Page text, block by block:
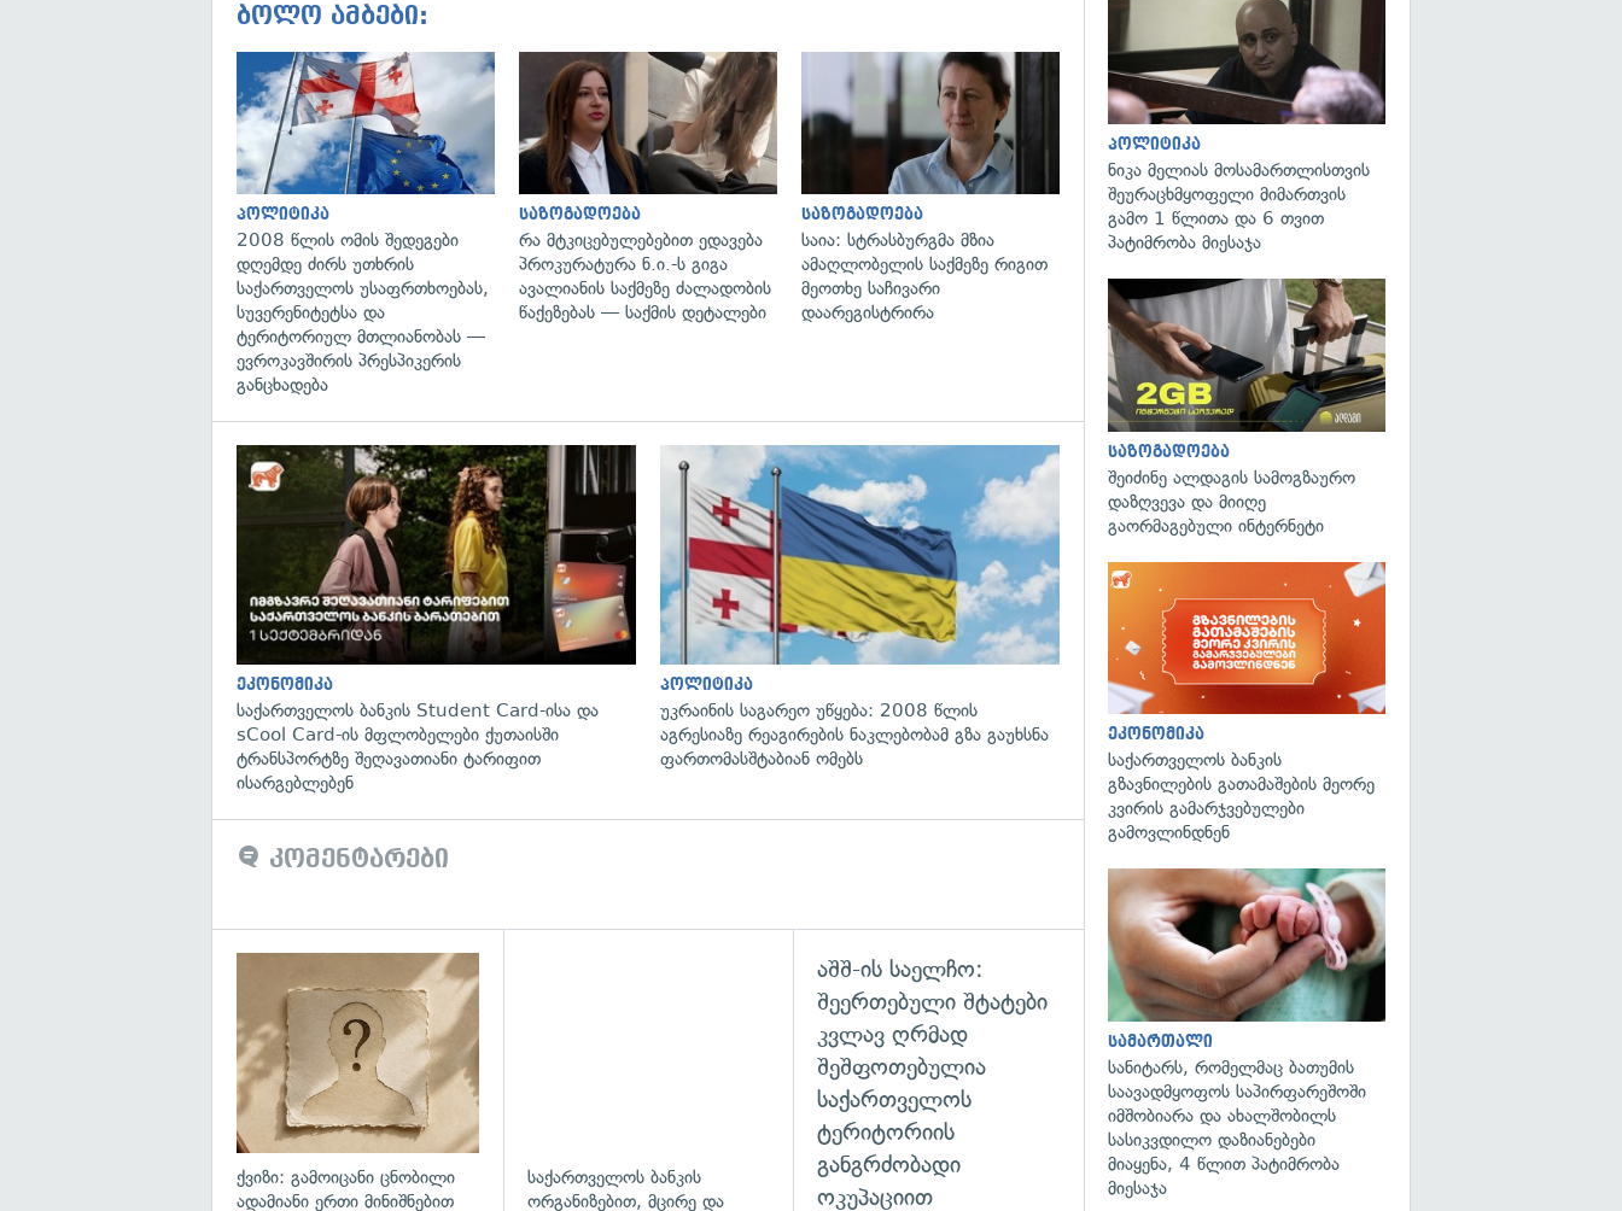
ბოლო ამბები:
გადახედვა
პოლიტიკა
2008 წლის ომის შედეგები
დღემდე ძირს უთხრის
საქართველოს უსაფრთხოებას,
სუვერენიტეტსა და
ტერიტორიულ მთლიანობას —
ევროკავშირის პრესპიკერის
განცხადება
გადახედვა
საზოგადოება
რა მტკიცებულებებით ედავება
პროკურატურა ნ.ი.-ს გიგა
ავალიანის საქმეზე ძალადობის
წაქეზებას — საქმის დეტალები
გადახედვა
საზოგადოება
საია: სტრასბურგმა მზია
ამაღლობელის საქმეზე რიგით
მეოთხე საჩივარი
დაარეგისტრირა
ეკონომიკა
საქართველოს ბანკის Student Card-ისა და
sCool Card-ის მფლობელები ქუთაისში
ტრანსპორტზე შეღავათიანი ტარიფით
ისარგებლებენ
გადახედვა
პოლიტიკა
უკრაინის საგარეო უწყება: 2008 წლის
აგრესიაზე რეაგირების ნაკლებობამ გზა გაუხსნა
ფართომასშტაბიან ომებს
კომენტარები
ქვიზი: გამოიცანი ცნობილი
ადამიანი ერთი მინიშნებით
საქართველოს ბანკის
ორგანიზებით, მცირე და
აშშ-ის საელჩო:
შეერთებული შტატები
კვლავ ღრმად
შეშფოთებულია
საქართველოს
ტერიტორიის
განგრძობადი
ოკუპაციით
პოლიტიკა
ნიკა მელიას მოსამართლისთვის
შეურაცხმყოფელი მიმართვის
გამო 1 წლითა და 6 თვით
პატიმრობა მიესაჯა
საზოგადოება
შეიძინე ალდაგის სამოგზაურო
დაზღვევა და მიიღე
გაორმაგებული ინტერნეტი
ეკონომიკა
საქართველოს ბანკის
გზავნილების გათამაშების მეორე
კვირის გამარჯვებულები
გამოვლინდნენ
სამართალი
სანიტარს, რომელმაც ბათუმის
საავადმყოფოს საპირფარეშოში
იმშობიარა და ახალშობილს
სასიკვდილო დაზიანებები
მიაყენა, 4 წლით პატიმრობა
მიესაჯა